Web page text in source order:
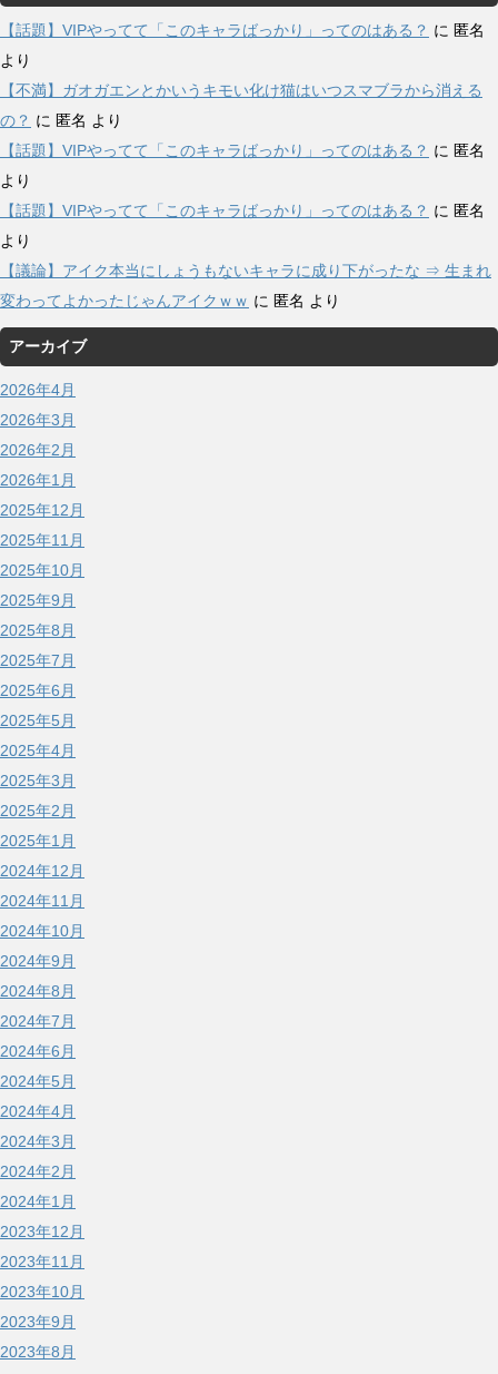
【話題】VIPやってて「このキャラばっかり」ってのはある？ に 匿名
より
【不満】ガオガエンとかいうキモい化け猫はいつスマブラから消える
の？ に 匿名 より
【話題】VIPやってて「このキャラばっかり」ってのはある？ に 匿名
より
【話題】VIPやってて「このキャラばっかり」ってのはある？ に 匿名
より
【議論】アイク本当にしょうもないキャラに成り下がったな ⇒ 生まれ
変わってよかったじゃんアイクｗｗ に 匿名 より
アーカイブ
2026年4月
2026年3月
2026年2月
2026年1月
2025年12月
2025年11月
2025年10月
2025年9月
2025年8月
2025年7月
2025年6月
2025年5月
2025年4月
2025年3月
2025年2月
2025年1月
2024年12月
2024年11月
2024年10月
2024年9月
2024年8月
2024年7月
2024年6月
2024年5月
2024年4月
2024年3月
2024年2月
2024年1月
2023年12月
2023年11月
2023年10月
2023年9月
2023年8月